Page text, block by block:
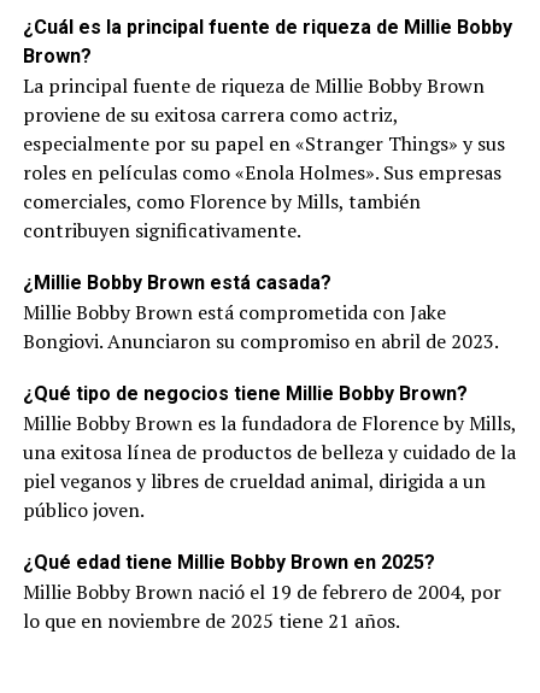
¿Cuál es la principal fuente de riqueza de Millie Bobby
Brown?
La principal fuente de riqueza de Millie Bobby Brown
proviene de su exitosa carrera como actriz,
especialmente por su papel en «Stranger Things» y sus
roles en películas como «Enola Holmes». Sus empresas
comerciales, como Florence by Mills, también
contribuyen significativamente.
¿Millie Bobby Brown está casada?
Millie Bobby Brown está comprometida con Jake
Bongiovi. Anunciaron su compromiso en abril de 2023.
¿Qué tipo de negocios tiene Millie Bobby Brown?
Millie Bobby Brown es la fundadora de Florence by Mills,
una exitosa línea de productos de belleza y cuidado de la
piel veganos y libres de crueldad animal, dirigida a un
público joven.
¿Qué edad tiene Millie Bobby Brown en 2025?
Millie Bobby Brown nació el 19 de febrero de 2004, por
lo que en noviembre de 2025 tiene 21 años.